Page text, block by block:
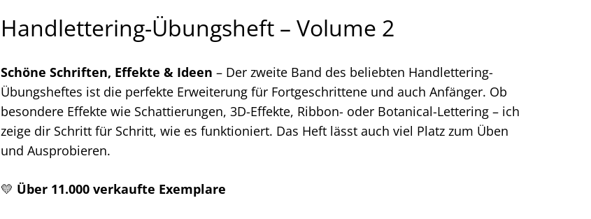
Handlettering-Übungsheft – Volume 2
Schöne Schriften, Effekte & Ideen – Der zweite Band des beliebten Handlettering-
Übungsheftes ist die perfekte Erweiterung für Fortgeschrittene und auch Anfänger. Ob
besondere Effekte wie Schattierungen, 3D-Effekte, Ribbon- oder Botanical-Lettering – ich
zeige dir Schritt für Schritt, wie es funktioniert. Das Heft lässt auch viel Platz zum Üben
und Ausprobieren.
💛 Über 11.000 verkaufte Exemplare